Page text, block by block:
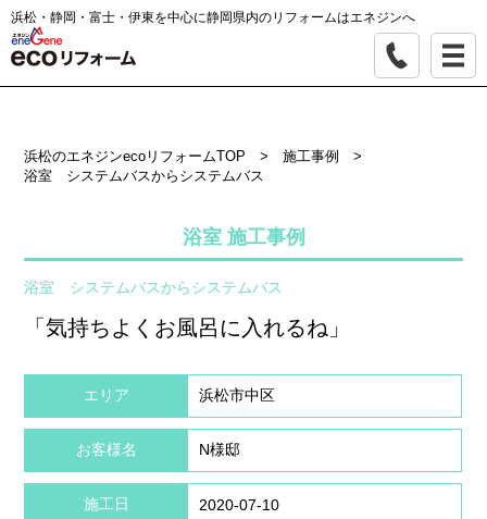
浜松・静岡・富士・伊東を中心に静岡県内のリフォームはエネジンへ
浜松のエネジンecoリフォームTOP >施工事例
>
浴室 システムバスからシステムバス
浴室 施工事例
浴室 システムバスからシステムバス
「気持ちよくお風呂に入れるね」
エリア 浜松市中区
お客様名 N様邸
施工日 2020-07-10